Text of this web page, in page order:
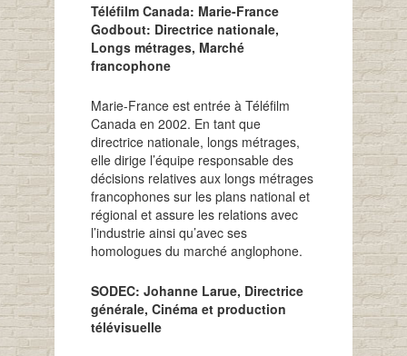
Téléfilm Canada: Marie-France
Godbout: Directrice nationale,
Longs métrages, Marché
francophone
Marie-France est entrée à Téléfilm
Canada en 2002. En tant que
directrice nationale, longs métrages,
elle dirige l’équipe responsable des
décisions relatives aux longs métrages
francophones sur les plans national et
régional et assure les relations avec
l’industrie ainsi qu’avec ses
homologues du marché anglophone.
SODEC: Johanne Larue, Directrice
générale, Cinéma et production
télévisuelle